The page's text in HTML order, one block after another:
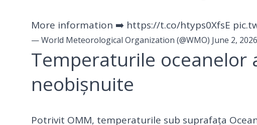
More information ➡️ https://t.co/htyps0XfsE
— World Meteorological Organization (@WMO) June 2, 2026
Temperaturile oceanelor
neobișnuite
Potrivit OMM, temperaturile sub suprafața